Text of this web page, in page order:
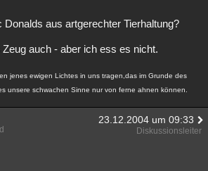
aus artgerechter Tierhaltung?
auch - aber ich ess es nicht.
jenes ewigen Lichtes in uns tragen,das im Grunde des
unsere schwachen Sinne nur von ferne ahnen können.
23.12.2004 um 09:33
Diskussionsleiter